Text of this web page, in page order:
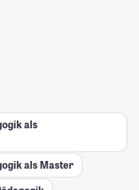
als
als Master